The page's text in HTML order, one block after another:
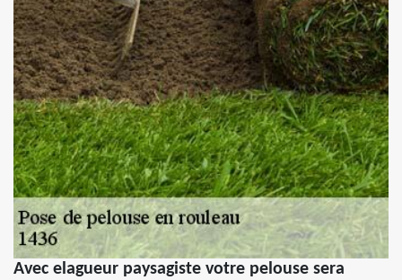
Avec elagueur paysagiste votre pelouse sera